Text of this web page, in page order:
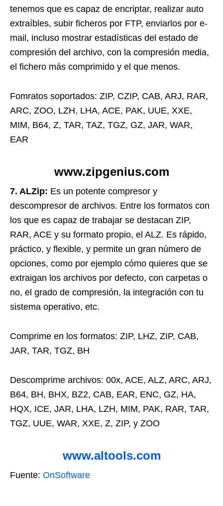
tenemos que es capaz de encriptar, realizar auto
extraíbles, subir ficheros por FTP, enviarlos por e-
mail, incluso mostrar estadísticas del estado de
compresión del archivo, con la compresión media,
el fichero más comprimido y el que menos.
Fomratos soportados: ZIP, CZIP, CAB, ARJ, RAR,
ARC, ZOO, LZH, LHA, ACE, PAK, UUE, XXE,
MIM, B64, Z, TAR, TAZ, TGZ, GZ, JAR, WAR,
EAR
www.zipgenius.com
7. ALZip: Es un potente compresor y
descompresor de archivos. Entre los formatos con
los que es capaz de trabajar se destacan ZIP,
RAR, ACE y su formato propio, el ALZ. Es rápido,
práctico, y flexible, y permite un gran número de
opciones, como por ejemplo cómo quieres que se
extraigan los archivos por defecto, con carpetas o
no, el grado de compresión, la integración con tu
sistema operativo, etc.
Comprime en los formatos: ZIP, LHZ, ZIP, CAB,
JAR, TAR, TGZ, BH
Descomprime archivos: 00x, ACE, ALZ, ARC, ARJ,
B64, BH, BHX, BZ2, CAB, EAR, ENC, GZ, HA,
HQX, ICE, JAR, LHA, LZH, MIM, PAK, RAR, TAR,
TGZ, UUE, WAR, XXE, Z, ZIP, y ZOO
www.altools.com
Fuente: OnSoftware